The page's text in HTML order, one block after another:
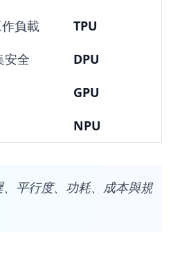
負載
TPU
安全
DPU
GPU
NPU
、平行度、功耗、成本與規